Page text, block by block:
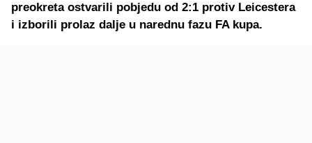
preokreta ostvarili pobjedu od 2:1 protiv Leicestera
i izborili prolaz dalje u narednu fazu FA kupa.